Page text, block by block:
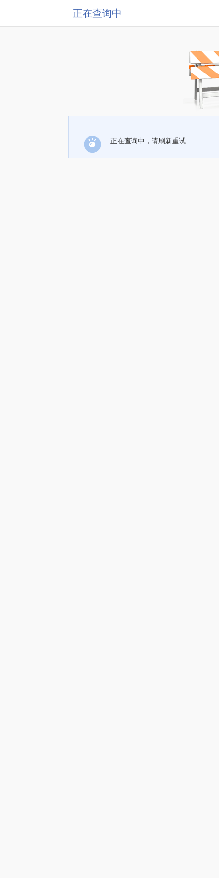
正在查询中
正在查询中，请刷新重试